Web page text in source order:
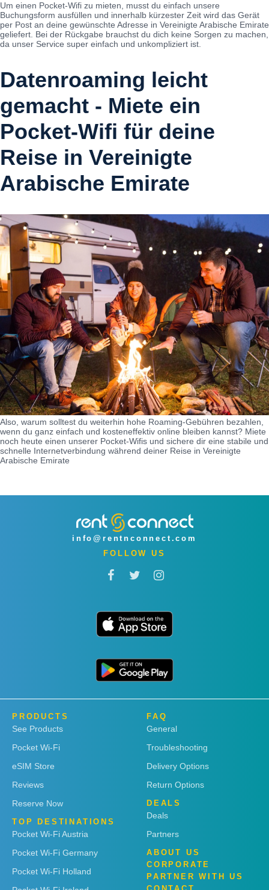
Um einen Pocket-Wifi zu mieten, musst du einfach unsere
Buchungsform ausfüllen und innerhalb kürzester Zeit wird das Gerät
per Post an deine gewünschte Adresse in Vereinigte Arabische Emirate
geliefert. Bei der Rückgabe brauchst du dich keine Sorgen zu machen,
da unser Service super einfach und unkompliziert ist.
Datenroaming leicht
gemacht - Miete ein
Pocket-Wifi für deine
Reise in Vereinigte
Arabische Emirate
Also, warum solltest du weiterhin hohe Roaming-Gebühren bezahlen,
wenn du ganz einfach und kosteneffektiv online bleiben kannst? Miete
noch heute einen unserer Pocket-Wifis und sichere dir eine stabile und
schnelle Internetverbindung während deiner Reise in Vereinigte
Arabische Emirate
info@rentnconnect.com
FOLLOW US
PRODUCTS
See Products
Pocket Wi-Fi
eSIM Store
Reviews
Reserve Now
TOP DESTINATIONS
Pocket Wi-Fi Austria
Pocket Wi-Fi Germany
Pocket Wi-Fi Holland
FAQ
General
Troubleshooting
Delivery Options
Return Options
DEALS
Deals
Partners
ABOUT US
CORPORATE
PARTNER WITH US